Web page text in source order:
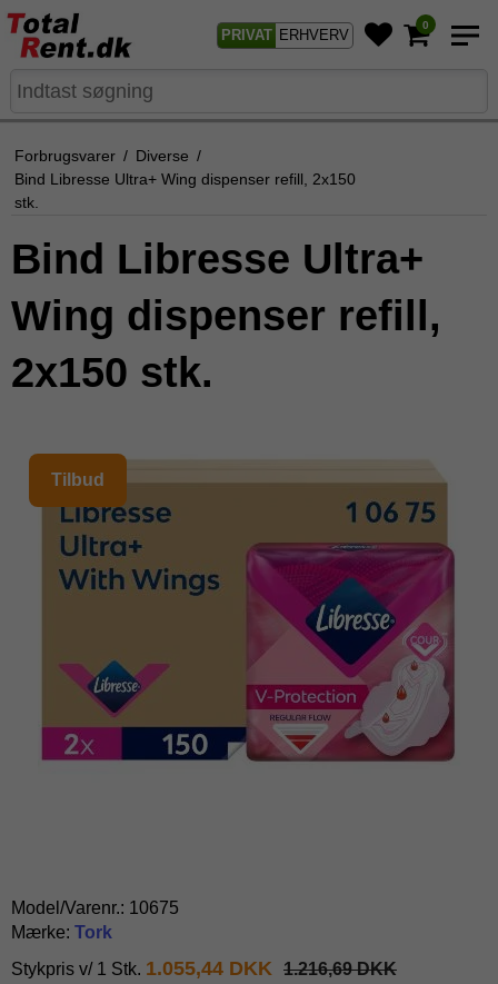
PRIVAT ERHVERV
0
Forbrugsvarer / Diverse /
Bind Libresse Ultra+ Wing dispenser refill, 2x150
stk.
Bind Libresse Ultra+
Wing dispenser refill,
2x150 stk.
Tilbud
Model/Varenr.: 10675
Mærke: Tork
Stykpris v/ 1 Stk. 1.055,44 DKK 1.216,69 DKK